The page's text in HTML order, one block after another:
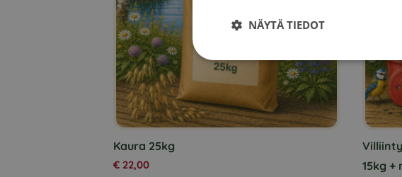
Kaura 25kg
€ 22,00
15kg +
tuotteen
sivulla.
NÄYTÄ TIEDOT